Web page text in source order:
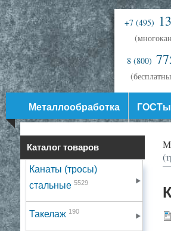
+7 (495)
8 (800)
Металлообработка ГОСТы
Каталог товаров
Канаты (тросы)
стальные 5529
Такелаж 190